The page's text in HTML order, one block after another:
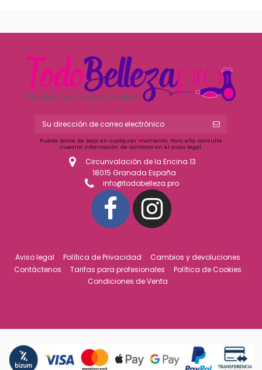
Puede darse de baja en cualquier momento. Para ello, consulte
nuestra información de contacto en el aviso legal.
Circunvalación de la Encina 13
18015 Granada España
info@todobelleza.pro
Aviso legal Política de Privacidad
Cambios y devoluciones
Contáctenos
Tarifas para profesionales
Política de Cookies
Condiciones de Venta